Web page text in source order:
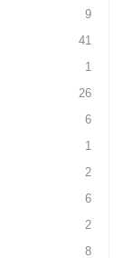
9
41
1
26
6
1
2
6
2
8